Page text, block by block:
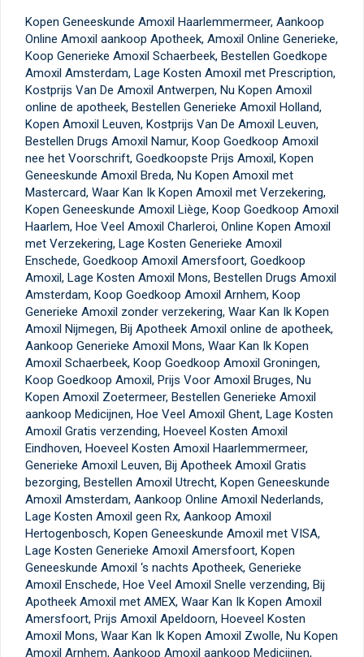
Kopen Geneeskunde Amoxil Haarlemmermeer, Aankoop
Online Amoxil aankoop Apotheek, Amoxil Online Generieke,
Koop Generieke Amoxil Schaerbeek, Bestellen Goedkope
Amoxil Amsterdam, Lage Kosten Amoxil met Prescription,
Kostprijs Van De Amoxil Antwerpen, Nu Kopen Amoxil
online de apotheek, Bestellen Generieke Amoxil Holland,
Kopen Amoxil Leuven, Kostprijs Van De Amoxil Leuven,
Bestellen Drugs Amoxil Namur, Koop Goedkoop Amoxil
nee het Voorschrift, Goedkoopste Prijs Amoxil, Kopen
Geneeskunde Amoxil Breda, Nu Kopen Amoxil met
Mastercard, Waar Kan Ik Kopen Amoxil met Verzekering,
Kopen Geneeskunde Amoxil Liège, Koop Goedkoop Amoxil
Haarlem, Hoe Veel Amoxil Charleroi, Online Kopen Amoxil
met Verzekering, Lage Kosten Generieke Amoxil
Enschede, Goedkoop Amoxil Amersfoort, Goedkoop
Amoxil, Lage Kosten Amoxil Mons, Bestellen Drugs Amoxil
Amsterdam, Koop Goedkoop Amoxil Arnhem, Koop
Generieke Amoxil zonder verzekering, Waar Kan Ik Kopen
Amoxil Nijmegen, Bij Apotheek Amoxil online de apotheek,
Aankoop Generieke Amoxil Mons, Waar Kan Ik Kopen
Amoxil Schaerbeek, Koop Goedkoop Amoxil Groningen,
Koop Goedkoop Amoxil, Prijs Voor Amoxil Bruges, Nu
Kopen Amoxil Zoetermeer, Bestellen Generieke Amoxil
aankoop Medicijnen, Hoe Veel Amoxil Ghent, Lage Kosten
Amoxil Gratis verzending, Hoeveel Kosten Amoxil
Eindhoven, Hoeveel Kosten Amoxil Haarlemmermeer,
Generieke Amoxil Leuven, Bij Apotheek Amoxil Gratis
bezorging, Bestellen Amoxil Utrecht, Kopen Geneeskunde
Amoxil Amsterdam, Aankoop Online Amoxil Nederlands,
Lage Kosten Amoxil geen Rx, Aankoop Amoxil
Hertogenbosch, Kopen Geneeskunde Amoxil met VISA,
Lage Kosten Generieke Amoxil Amersfoort, Kopen
Geneeskunde Amoxil ‘s nachts Apotheek, Generieke
Amoxil Enschede, Hoe Veel Amoxil Snelle verzending, Bij
Apotheek Amoxil met AMEX, Waar Kan Ik Kopen Amoxil
Amersfoort, Prijs Amoxil Apeldoorn, Hoeveel Kosten
Amoxil Mons, Waar Kan Ik Kopen Amoxil Zwolle, Nu Kopen
Amoxil Arnhem, Aankoop Amoxil aankoop Medicijnen,